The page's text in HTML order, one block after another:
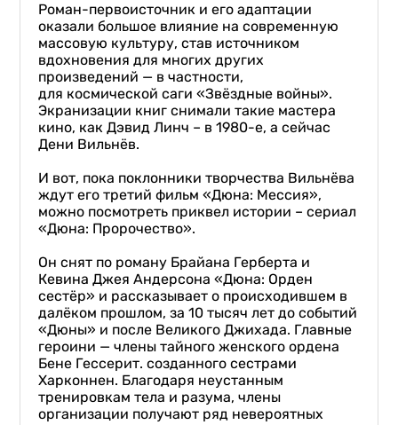
Роман-первоисточник и его адаптации
оказали большое влияние на современную
массовую культуру, став источником
вдохновения для многих других
произведений — в частности,
для космической саги «Звёздные войны».
Экранизации книг снимали такие мастера
кино, как Дэвид Линч – в 1980-е, а сейчас
Дени Вильнёв.
И вот, пока поклонники творчества Вильнёва
ждут его третий фильм «Дюна: Мессия»,
можно посмотреть приквел истории – сериал
«Дюна: Пророчество».
Он снят по роману Брайана Герберта и
Кевина Джея Андерсона «Дюна: Орден
сестёр» и рассказывает о происходившем в
далёком прошлом, за 10 тысяч лет до событий
«Дюны» и после Великого Джихада. Главные
героини — члены тайного женского ордена
Бене Гессерит. созданного сестрами
Харконнен. Благодаря неустанным
тренировкам тела и разума, члены
организации получают ряд невероятных